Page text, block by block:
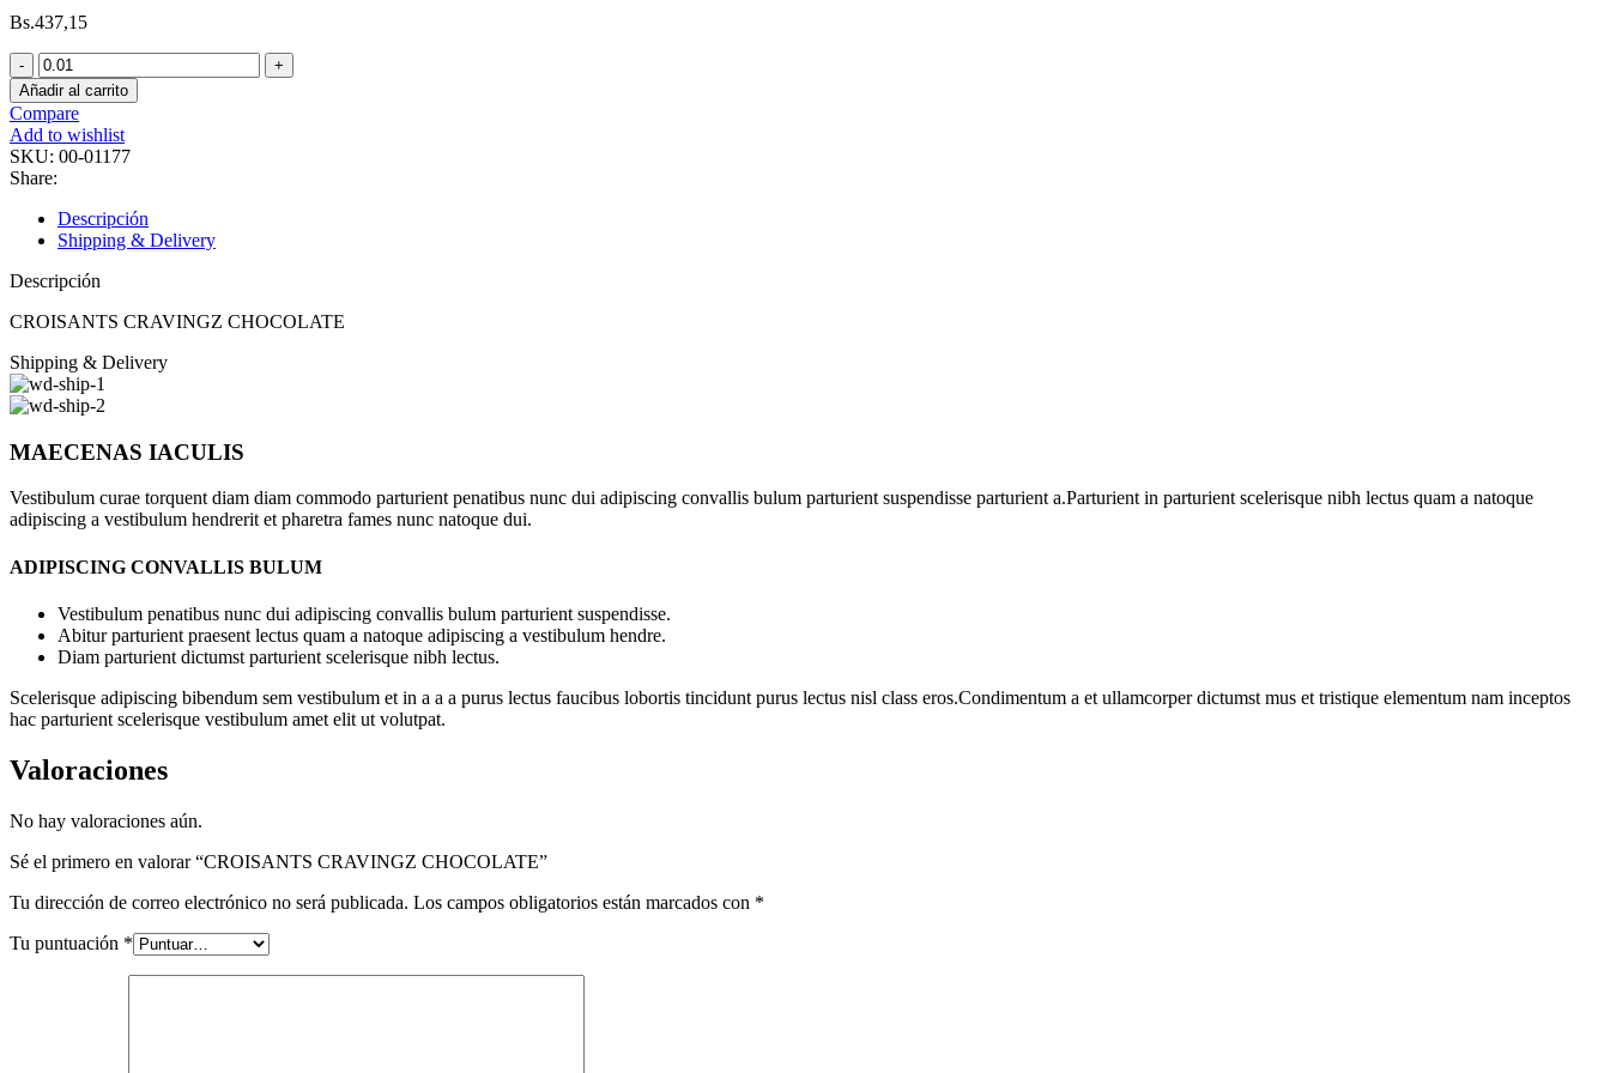
Bs.437,15
CROISANTS
CRAVINGZ
CHOCOLATE
cantidad
Añadir al carrito
Compare
Add to wishlist
SKU: 00-01177
Share:
Descripción
Shipping & Delivery
Descripción
CROISANTS CRAVINGZ CHOCOLATE
Shipping & Delivery
MAECENAS IACULIS
Vestibulum curae torquent diam diam commodo parturient penatibus nunc dui adipiscing convallis bulum parturient suspendisse parturient a.Parturient in parturient scelerisque nibh lectus quam a natoque
adipiscing a vestibulum hendrerit et pharetra fames nunc natoque dui.
ADIPISCING CONVALLIS BULUM
Vestibulum penatibus nunc dui adipiscing convallis bulum parturient suspendisse.
Abitur parturient praesent lectus quam a natoque adipiscing a vestibulum hendre.
Diam parturient dictumst parturient scelerisque nibh lectus.
Scelerisque adipiscing bibendum sem vestibulum et in a a a purus lectus faucibus lobortis tincidunt purus lectus nisl class eros.Condimentum a et ullamcorper dictumst mus et tristique elementum nam inceptos
hac parturient scelerisque vestibulum amet elit ut volutpat.
Valoraciones
No hay valoraciones aún.
Sé el primero en valorar “CROISANTS CRAVINGZ CHOCOLATE”
Tu dirección de correo electrónico no será publicada. Los campos obligatorios están marcados con *
Tu puntuación *